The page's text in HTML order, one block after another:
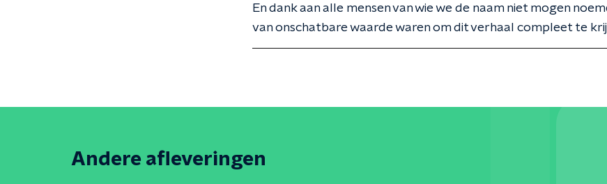
En dank aan alle mensen van wie we de naam niet mogen
van onschatbare waarde waren om dit verhaal compleet te
Andere afleveringen